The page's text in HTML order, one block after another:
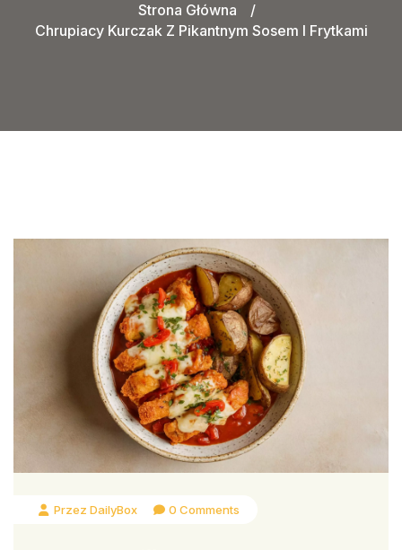
Strona Główna
Chrupiacy Kurczak Z Pikantnym Sosem I Frytkami
Przez DailyBox 0 Comments